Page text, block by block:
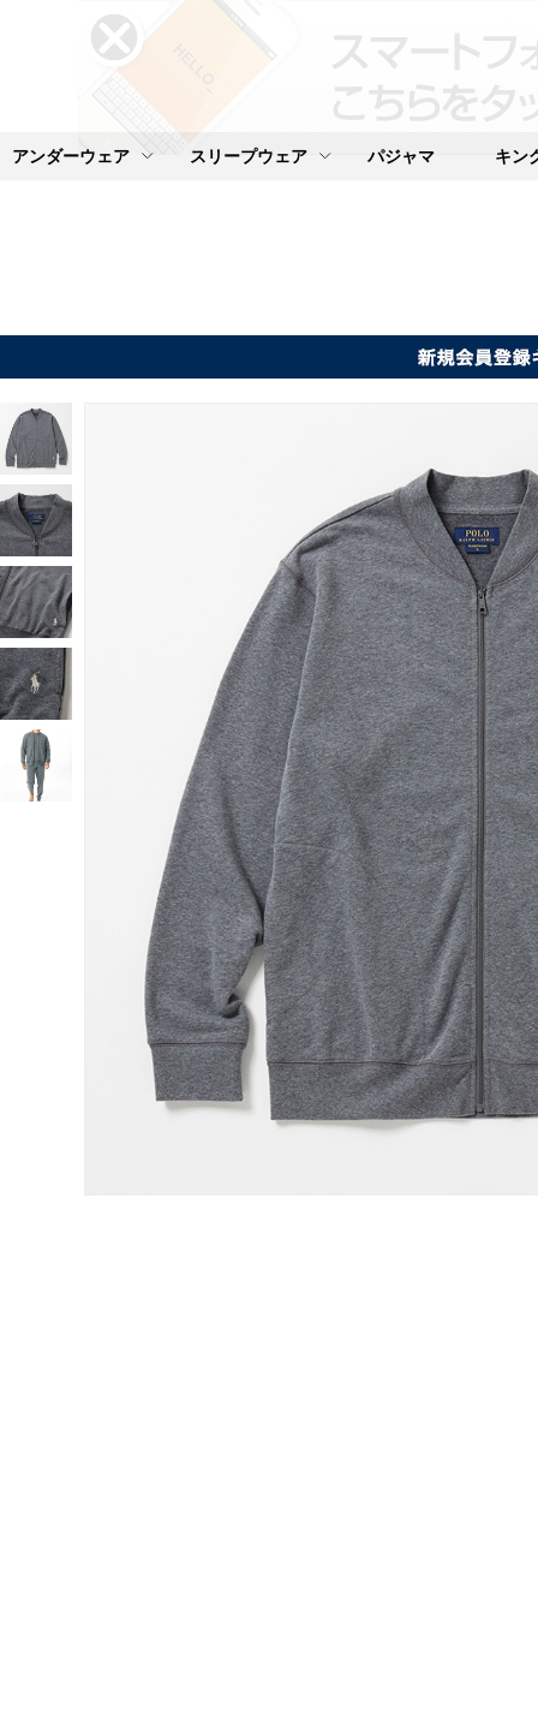
アンダーウェア スリープウェア パジャマ キン